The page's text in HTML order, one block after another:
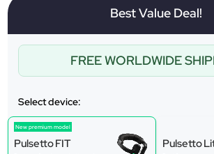
Best Value Deal!
FREE WORLDWIDE
Select device:
New premium model
Pulsetto FIT Pulsetto